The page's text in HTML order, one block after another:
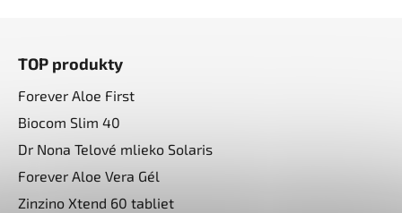
k
TOP produkty
Forever Aloe First
Biocom Slim 40
Dr Nona Telové mlieko Solaris
Forever Aloe Vera Gél
Zinzino Xtend 60 tabliet